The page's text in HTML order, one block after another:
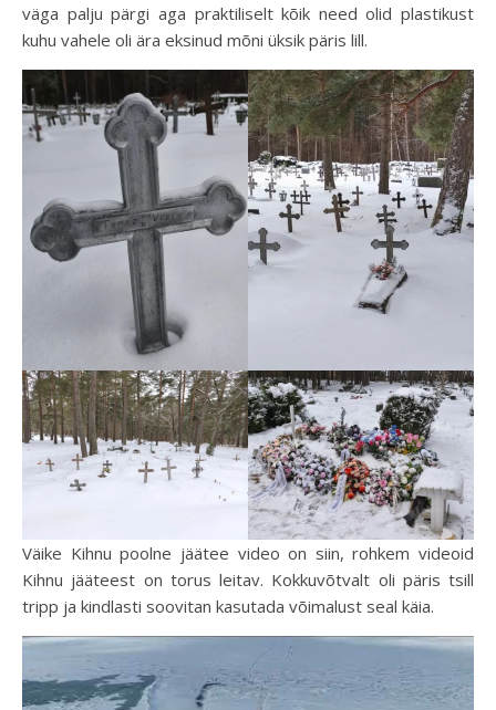
väga palju pärgi aga praktiliselt kõik need olid plastikust
kuhu vahele oli ära eksinud mõni üksik päris lill.
Väike Kihnu poolne jäätee video on siin, rohkem videoid
Kihnu jääteest on torus leitav. Kokkuvõtvalt oli päris tsill
tripp ja kindlasti soovitan kasutada võimalust seal käia.